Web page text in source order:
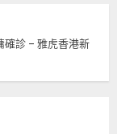
確診 – 雅虎香港新